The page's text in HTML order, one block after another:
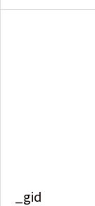
_gid